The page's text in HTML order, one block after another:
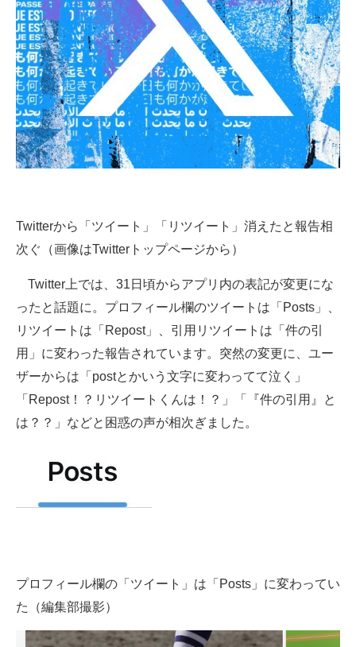
マーケ×ITの今がよく分かる
ITエンジニア向け専門サイト
企業向けIT製品の総合サイト
IT製品の技術・比較・事例
製造業のIT導入・活用を支援
エネルギーの専門メディア
ちょっと気になるネットの話題
Twitterから「ツイート」「リツイート」消えたと報告相
次ぐ（画像はTwitterトップページから）
Twitter上では、31日頃からアプリ内の表記が変更にな
ったと話題に。プロフィール欄のツイートは「Posts」、
リツイートは「Repost」、引用リツイートは「件の引
用」に変わった報告されています。突然の変更に、ユー
ザーからは「postとかいう文字に変わってて泣く」
「Repost！？リツイートくんは！？」「『件の引用』と
は？？」などと困惑の声が相次ぎました。
プロフィール欄の「ツイート」は「Posts」に変わってい
た（編集部撮影）